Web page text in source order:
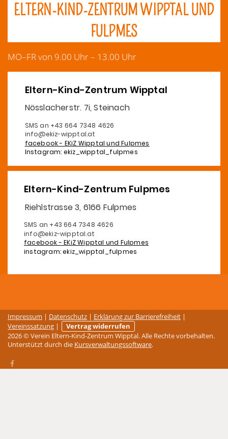
ELTERN-KIND-ZENTRUM WIPPTAL UND
FULPMES
MO–FR von 9.00 Uhr – 13.00 Uhr
Eltern-Kind-Zentrum Wipptal
Nösslacherstr. 7i, Steinach
SMS an +43 664 7348 4626
info@ekiz-wipptal.at
facebook - EKiZ Wipptal und Fulpmes
Instagram: ekiz_wipptal_fulpmes
Eltern-Kind-Zentrum Fulpmes
Riehlstrasse 3, 6166 Fulpmes
SMS an +43 664 7348 4626
info@ekiz-wipptal.at
facebook - EKiZ Wipptal und Fulpmes
instagram: ekiz_wipptal_fulpmes
Impressum | Datenschutz | Erklärung zur Barrierefreiheit |
Vereinssatzung |
Vertrag widerrufen
2026 © Verein Eltern-Kind-Zentrum Wipptal. Alle Rechte vorbehalten.
Unterstützt durch die Kursverwaltungssoftware.